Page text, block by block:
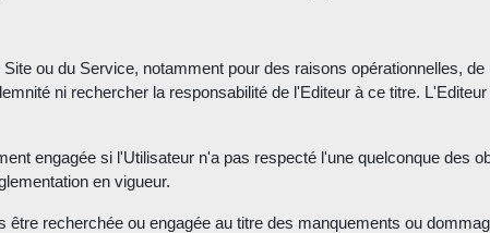
ou du Service, notamment pour des raisons opérationnelles,
ni rechercher la responsabilité de l'Editeur à ce titre.
engagée si l'Utilisateur n'a pas respecté l'une quelconque des
en vigueur.
être recherchée ou engagée au titre des manquements ou